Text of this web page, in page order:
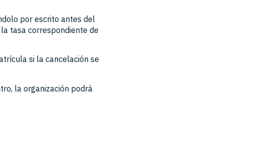
por escrito antes del
tasa correspondiente de
si la cancelación se
la organización podrá